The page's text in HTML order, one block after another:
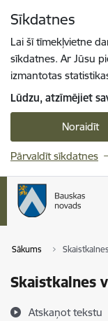
Sīkdatnes
Lai šī tīmekļvietne
sīkdatnes. Ar Jūsu
izmantotas
Lūdzu, atzīmējiet
Noraidīt
Pārvaldīt sīkdatnes
Sākums
Skaistkalnes
Atskaņot tekstu